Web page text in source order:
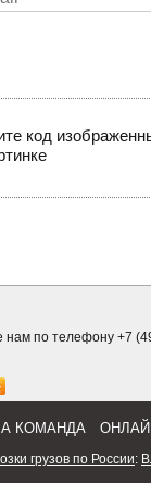
код
нам по телефону +7
КОМАНДА
грузов по России: